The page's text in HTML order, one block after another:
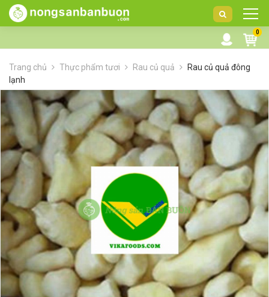
0
DANH
MỤC
PHẨM
Trang chủ Thực phẩm tươi Rau củ quả
Rau củ quả đông
lạnh